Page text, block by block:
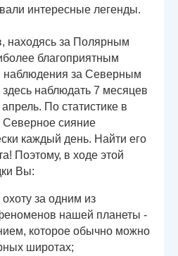
интересные легенды.
находясь за Полярным
благоприятным
наблюдения за Северным
наблюдать 7 месяцев
По статистике в
Северное сияние
каждый день. Найти его
Поэтому, в ходе этой
Вы:
за одним из
нашей планеты -
которое обычно можно
широтах;